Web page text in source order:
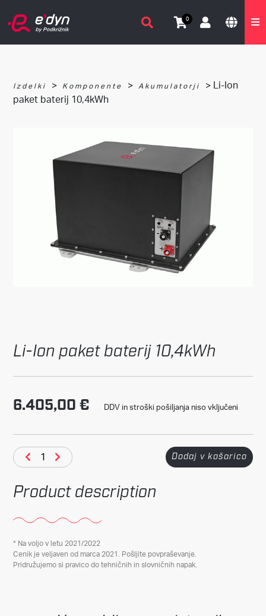
0
Izdelki > Komponente > Akumulatorji
> Li-Ion
paket baterij 10,4kWh
Li-Ion paket baterij 10,4kWh
6.405,00€ DDV in stroški pošiljanja niso vključeni
Dodaj v košarico
Product description
* Na voljo v letu 2021/2022
Cenik je veljaven od marca 2021. Pošljite povpraševanje.
Pridružujemo si pravico do tehničnih in slovničnih napak.